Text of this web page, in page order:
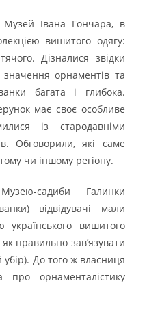
Музей Івана Гончара, в
вишитого одягу:
Дізналися звідки
орнаментів та
багата і глибока.
має своє особливе
із стародавніми
Обговорили, які саме
чи іншому регіону.
садиби Галинки
відвідувачі мали
українського вишитого
правильно зав’язувати
До того ж власниця
про орнаменталістику